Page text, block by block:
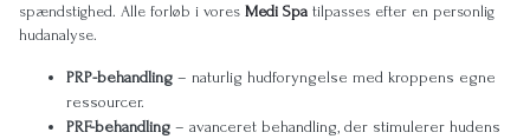
spændstighed. Alle forløb i vores Medi Spa tilpasses efter en personlig
hudanalyse.
PRP-behandling – naturlig hudforyngelse med kroppens egne
ressourcer.
PRF-behandling – avanceret behandling, der stimulerer hudens